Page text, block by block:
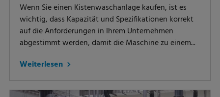
Wenn Sie einen Kistenwaschanlage kaufen, ist es
wichtig, dass Kapazität und Spezifikationen korrekt
auf die Anforderungen in Ihrem Unternehmen
abgestimmt werden, damit die Maschine zu einem...
Weiterlesen